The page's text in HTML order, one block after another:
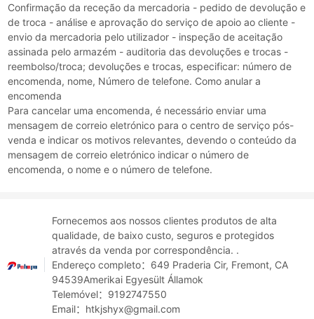
Confirmação da receção da mercadoria - pedido de devolução e
de troca - análise e aprovação do serviço de apoio ao cliente -
envio da mercadoria pelo utilizador - inspeção de aceitação
assinada pelo armazém - auditoria das devoluções e trocas -
reembolso/troca; devoluções e trocas, especificar: número de
encomenda, nome, Número de telefone. Como anular a
encomenda
Para cancelar uma encomenda, é necessário enviar uma
mensagem de correio eletrónico para o centro de serviço pós-
venda e indicar os motivos relevantes, devendo o conteúdo da
mensagem de correio eletrónico indicar o número de
encomenda, o nome e o número de telefone.
Fornecemos aos nossos clientes produtos de alta
qualidade, de baixo custo, seguros e protegidos
através da venda por correspondência. .
Endereço completo：649 Praderia Cir, Fremont, CA
94539Amerikai Egyesült Államok
Telemóvel：9192747550
Email：htkjshyx@gmail.com